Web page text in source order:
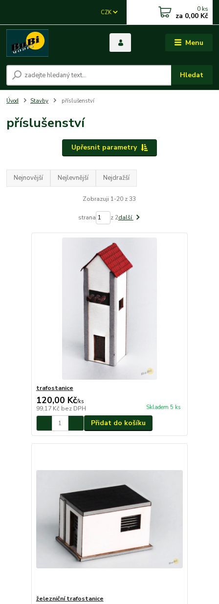
Menu
CZK
Hledat
0 ks
za 0,00 Kč
Úvod Stavby příslušenství
příslušenství
Upřesnit parametry
Nejnovější Nejlevnější Nejdražší
Zobrazuji 1-20 z 33
strana z 2další
trafostanice
120,00 Kč/ks
99,17 Kč bez DPH Skladem 5 ks
Přidat do košíku
železniční trafostanice